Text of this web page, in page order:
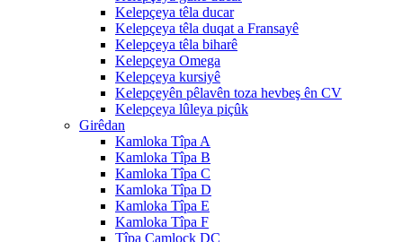
Kelepçeya têla ducar
Kelepçeya têla duqat a Fransayê
Kelepçeya têla biharê
Kelepçeya Omega
Kelepçeya kursiyê
Kelepçeyên pêlavên toza hevbeş ên CV
Kelepçeya lûleya piçûk
Girêdan
Kamloka Tîpa A
Kamloka Tîpa B
Kamloka Tîpa C
Kamloka Tîpa D
Kamloka Tîpa E
Kamloka Tîpa F
Tîpa Camlock DC